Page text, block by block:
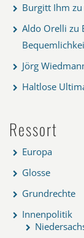
Burgitt Ihm zu
Aldo Orelli zu
Jörg
Haltlose
Ressort
Europa
Glosse
Grundrechte
Innenpolitik